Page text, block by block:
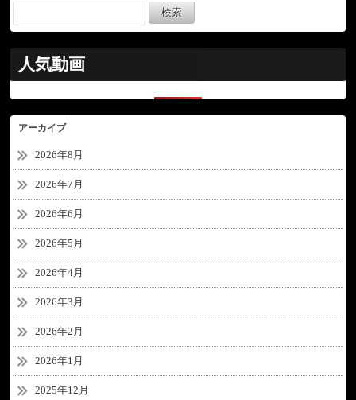
人気動画
アーカイブ
2026年8月
2026年7月
2026年6月
2026年5月
2026年4月
2026年3月
2026年2月
2026年1月
2025年12月